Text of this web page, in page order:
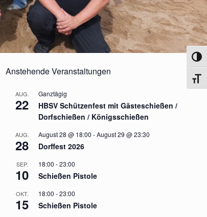
Anstehende Veranstaltungen
AUG.
22
Ganztägig
HBSV Schützenfest mit Gästeschießen /
Dorfschießen / Königsschießen
AUG.
28
August 28 @ 18:00 -August 29 @ 23:30
Dorffest 2026
SEP.
10
18:00 -23:00
Schießen Pistole
OKT.
15
18:00 -23:00
Schießen Pistole